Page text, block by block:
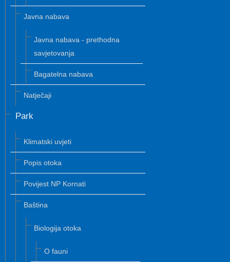
Javna nabava
Javna nabava - prethodna
savjetovanja
Bagatelna nabava
Natječaji
Park
Klimatski uvjeti
Popis otoka
Povijest NP Kornati
Baština
Biologija otoka
O fauni